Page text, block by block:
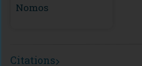
Nomos
Citations